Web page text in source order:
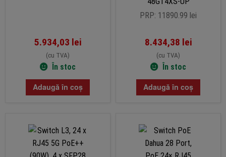
5.934,03 lei
(cu TVA)
În stoc
Adaugă în coș
PRP: 11890.99 lei
8.434,38 lei
(cu TVA)
În stoc
Adaugă în coș